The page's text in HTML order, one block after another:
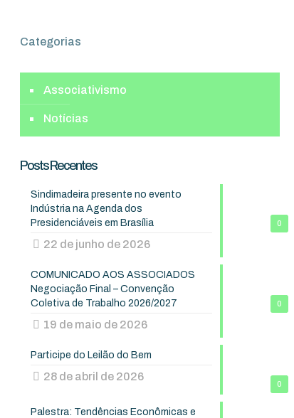
Categorias
Associativismo
Notícias
Posts Recentes
0
Sindimadeira presente no evento
Indústria na Agenda dos
Presidenciáveis em Brasília
22 de junho de 2026
0
COMUNICADO AOS ASSOCIADOS
Negociação Final – Convenção
Coletiva de Trabalho 2026/2027
19 de maio de 2026
0
Participe do Leilão do Bem
28 de abril de 2026
Palestra: Tendências Econômicas e